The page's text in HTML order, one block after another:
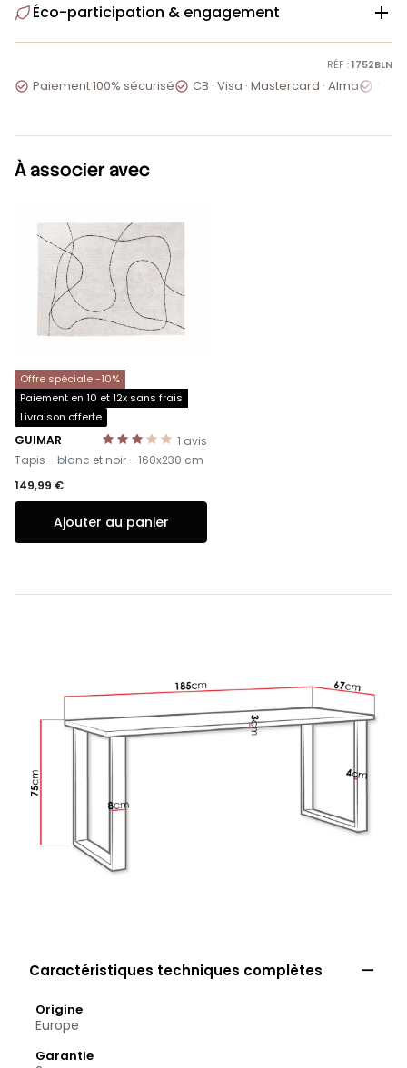
Éco-participation & engagement 
RÉF :1752BLN
 Paiement 100% sécurisé CB · Visa · Mastercard · Alma
À associer avec
Offre spéciale -10%
Paiement en 10 et 12x sans frais
Livraison offerte
1 avis
GUIMAR
-
Tapis - blanc et noir - 160x230 cm
149,99 €
Ajouter au panier
Caractéristiques techniques complètes 
Origine
Europe
Garantie